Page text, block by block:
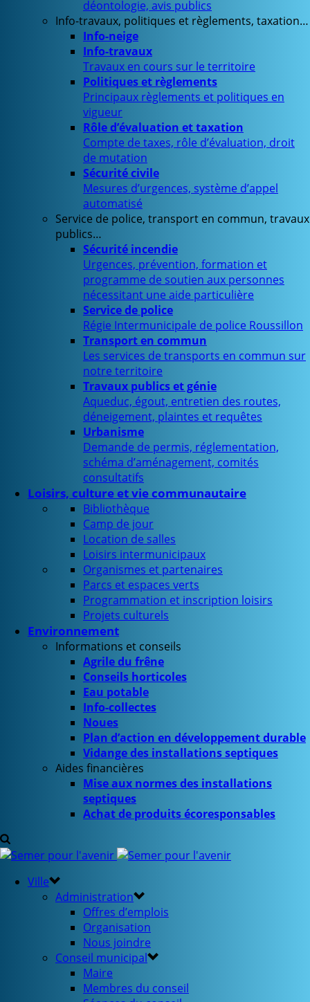
déontologie, avis publics
Info-travaux, politiques et règlements, taxation…
Info-neige
Info-travaux
Travaux en cours sur le territoire
Politiques et règlements
Principaux règlements et politiques en
vigueur
Rôle d’évaluation et taxation
Compte de taxes, rôle d’évaluation, droit
de mutation
Sécurité civile
Mesures d’urgences, système d’appel
automatisé
Service de police, transport en commun, travaux
publics…
Sécurité incendie
Urgences, prévention, formation et
programme de soutien aux personnes
nécessitant une aide particulière
Service de police
Régie Intermunicipale de police Roussillon
Transport en commun
Les services de transports en commun sur
notre territoire
Travaux publics et génie
Aqueduc, égout, entretien des routes,
déneigement, plaintes et requêtes
Urbanisme
Demande de permis, réglementation,
schéma d’aménagement, comités
consultatifs
Loisirs, culture et vie communautaire
Bibliothèque
Camp de jour
Location de salles
Loisirs intermunicipaux
Organismes et partenaires
Parcs et espaces verts
Programmation et inscription loisirs
Projets culturels
Environnement
Informations et conseils
Agrile du frêne
Conseils horticoles
Eau potable
Info-collectes
Noues
Plan d’action en développement durable
Vidange des installations septiques
Aides financières
Mise aux normes des installations
septiques
Achat de produits écoresponsables
Ville
Administration
Offres d’emplois
Organisation
Nous joindre
Conseil municipal
Maire
Membres du conseil